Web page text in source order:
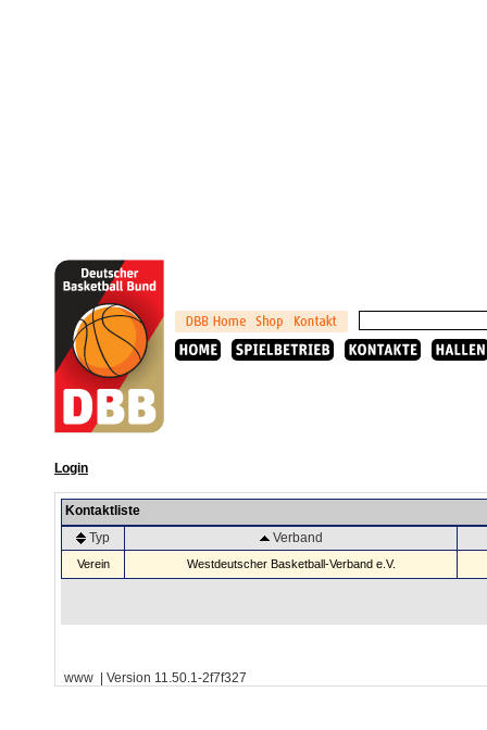
Login
Kontaktliste
Typ
Verband
Verein Westdeutscher Basketball-Verband e.V.
www | Version 11.50.1-2f7f327